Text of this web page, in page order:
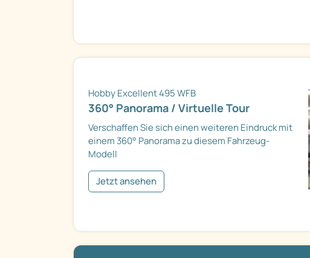
Hobby Excellent 495 WFB
360° Panorama / Virtuelle Tour
Verschaffen Sie sich einen weiteren Eindruck mit
einem 360° Panorama zu diesem Fahrzeug-
Modell
Jetzt ansehen